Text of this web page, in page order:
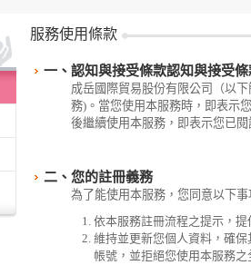
服務使用條款
一、認知與接受條款認知與接受條
成岳國際貿易股份有限公司（以下
務)。當您使用本服務時，即表示
後繼續使用本服務，即表示您已
二、您的註冊義務
為了能使用本服務，您同意以下事
依本服務註冊流程之提示，
維持並更新您個人資料，確
帳號，並拒絕您使用本服務